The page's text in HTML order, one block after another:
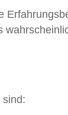
sind: